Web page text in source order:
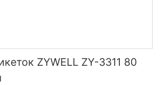
ZYWELL ZY-3311 80